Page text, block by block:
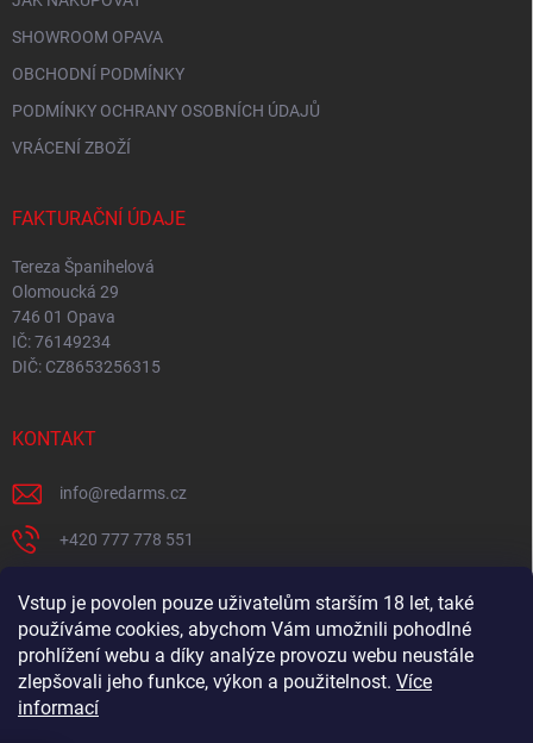
Vstup je povolen pouze uživatelům starším 18 let, také
používáme cookies, abychom Vám umožnili pohodlné
prohlížení webu a díky analýze provozu webu neustále
zlepšovali jeho funkce, výkon a použitelnost. Více
informací
SHOWROOM OPAVA
OBCHODNÍ PODMÍNKY
PODMÍNKY OCHRANY OSOBNÍCH ÚDAJŮ
VRÁCENÍ ZBOŽÍ
FAKTURAČNÍ ÚDAJE
Tereza Španihelová
Olomoucká 29
746 01 Opava
IČ: 76149234
DIČ: CZ8653256315
KONTAKT
info@redarms.cz
+420 777 778 551
redarms_cz/
YOUTUBE